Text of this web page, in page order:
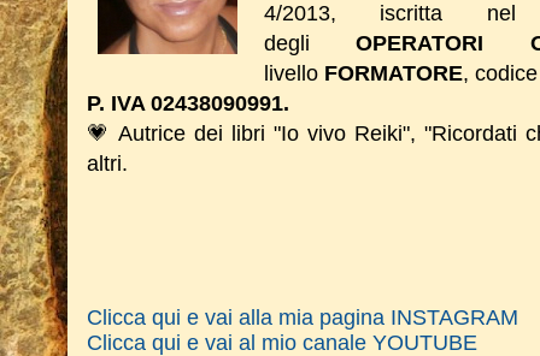
4/2013, iscritta nel
degli
livello FORMATORE,
P. IVA 02438090991.
💗 Autrice dei libri "Io vivo Reiki", "Ricordati
altri.
Clicca qui e vai alla mia pagina INSTAGRAM
Clicca qui e vai al mio canale YOUTUBE